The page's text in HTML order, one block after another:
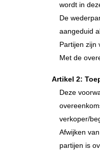
wordt in
De
aangeduid
Partijen zijn
Met de
Artikel 2:
Deze
verkoper/
Afwijken
partijen is